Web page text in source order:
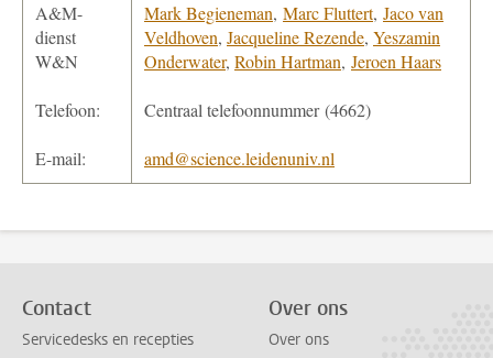
A&M-
dienst
W&N
Mark Begieneman, Marc Fluttert, Jaco van
Veldhoven, Jacqueline Rezende, Yeszamin
Onderwater, Robin Hartman, Jeroen Haars
Telefoon: Centraal telefoonnummer (4662)
E-mail: amd@science.leidenuniv.nl
Contact
Servicedesks en recepties
Over ons
Over ons